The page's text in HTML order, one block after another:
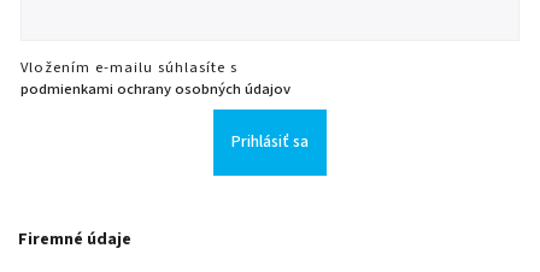
Vložením e-mailu súhlasíte s
podmienkami ochrany osobných údajov
Prihlásiť sa
Firemné údaje